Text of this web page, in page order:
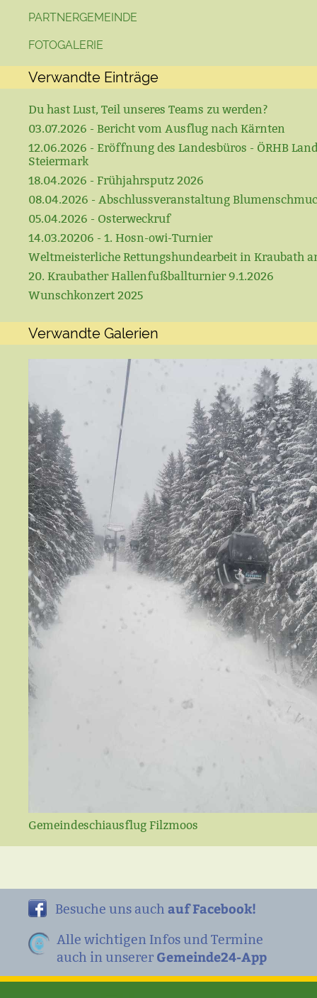
PARTNERGEMEINDE
FOTOGALERIE
Verwandte Einträge
Du hast Lust, Teil unseres Teams zu werden?
03.07.2026 - Bericht vom Ausflug nach Kärnten
12.06.2026 - Eröffnung des Landesbüros - ÖRHB
Steiermark
18.04.2026 - Frühjahrsputz 2026
08.04.2026 - Abschlussveranstaltung
05.04.2026 - Osterweckruf
14.03.20206 - 1. Hosn-owi-Turnier
Weltmeisterliche Rettungshundearbeit in Kraubath
20. Kraubather Hallenfußballturnier 9.1.2026
Wunschkonzert 2025
Verwandte Galerien
Gemeindeschiausflug Filzmoos
Besuche uns auch auf Facebook!
Alle wichtigen Infos und Termine
auch in unserer Gemeinde24-App